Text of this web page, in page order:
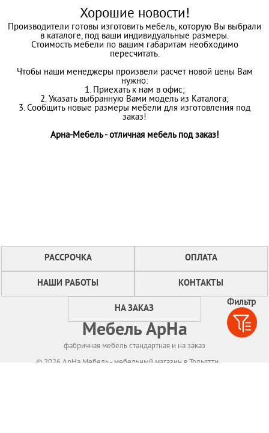
Фильтр
Хорошие новости!
Производители готовы изготовить мебель, которую Вы выбрали
в каталоге, под ваши индивидуальные размеры.
Стоимость мебели по вашим габаритам необходимо
пересчитать.
Чтобы наши менеджеры произвели расчет новой цены Вам
нужно:
1. Приехать к нам в офис;
2. Указать выбранную Вами модель из Каталога;
3. Сообщить новые размеры мебели для изготовления под
заказ!
Арна-Мебель - отличная мебель под заказ!
РАССРОЧКА ОПЛАТА
НАШИ РАБОТЫ КОНТАКТЫ
НА ЗАКАЗ
Мебель АрНа
фабричная мебель стандартная и на заказ
© 2026 АрНа Мебель - мебельный магазин в Тольятти